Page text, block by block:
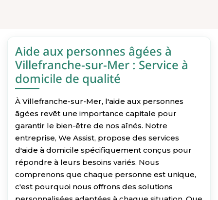
Aide aux personnes âgées à
Villefranche-sur-Mer : Service à
domicile de qualité
À Villefranche-sur-Mer, l'aide aux personnes
âgées revêt une importance capitale pour
garantir le bien-être de nos aînés. Notre
entreprise, We Assist, propose des services
d'aide à domicile spécifiquement conçus pour
répondre à leurs besoins variés. Nous
comprenons que chaque personne est unique,
c'est pourquoi nous offrons des solutions